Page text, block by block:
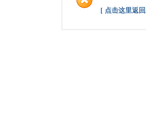
[ 点击这里返